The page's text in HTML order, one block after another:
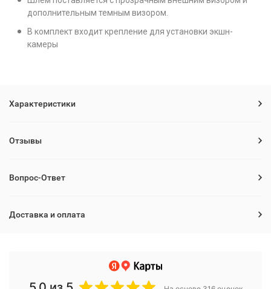
дополнительным темным визором.
В комплект входит крепление для установки экшн-
камеры
Характеристики
Отзывы
Вопрос-Ответ
Доставка и оплата